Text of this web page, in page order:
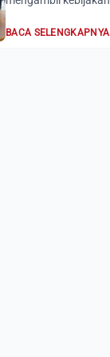
BACA SELENGKAPNYA